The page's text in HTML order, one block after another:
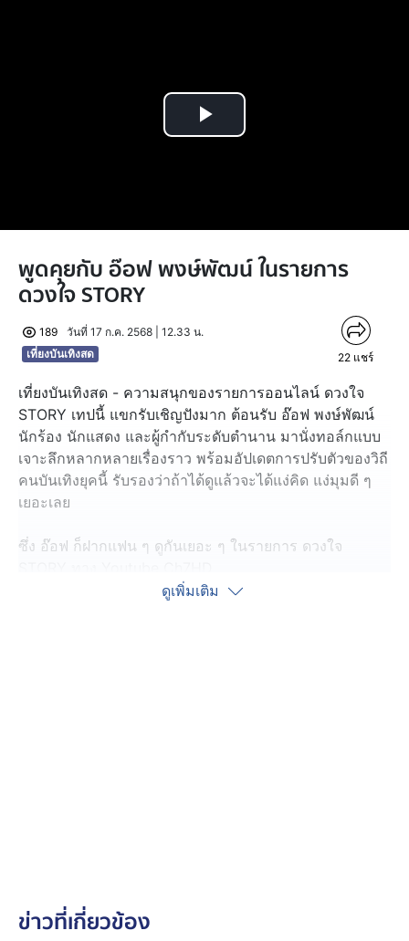
Play
พูดคุยกับ อ๊อฟ พงษ์พัฒน์ ในรายการ
ดวงใจ STORY
189
วันที่ 17 ก.ค. 2568 | 12.33 น.
เที่ยงบันเทิงสด
22 แชร์
เที่ยงบันเทิงสด - ความสนุกของรายการออนไลน์ ดวงใจ
STORY เทปนี้ แขกรับเชิญปังมาก ต้อนรับ อ๊อฟ พงษ์พัฒน์
นักร้อง นักแสดง และผู้กำกับระดับตำนาน มานั่งทอล์กแบบ
เจาะลึกหลากหลายเรื่องราว พร้อมอัปเดตการปรับตัวของวิถี
คนบันเทิงยุคนี้ รับรองว่าถ้าได้ดูแล้วจะได้แง่คิด แง่มุมดี ๆ
เยอะเลย
ซึ่ง อ๊อฟ ก็ฝากแฟน ๆ ดูกันเยอะ ๆ ในรายการ ดวงใจ
ดูเพิ่มเติม
ข่าวที่เกี่ยวข้อง